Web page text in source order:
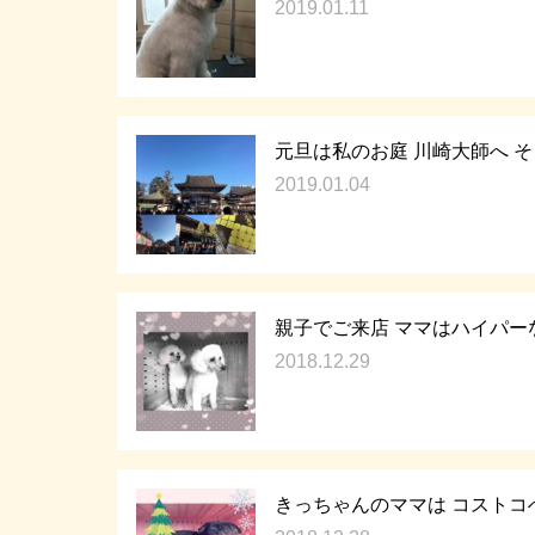
2019.01.11
元旦は私のお庭 川崎大師へ
2019.01.04
親子でご来店 ママはハイパ
2018.12.29
きっちゃんのママは コストコ